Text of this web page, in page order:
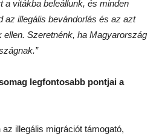
a vitákba beleállunk, és minden
az illegális bevándorlás és az azt
Szeretnénk, ha Magyarország
legfontosabb pontjai a
illegális migrációt támogató,